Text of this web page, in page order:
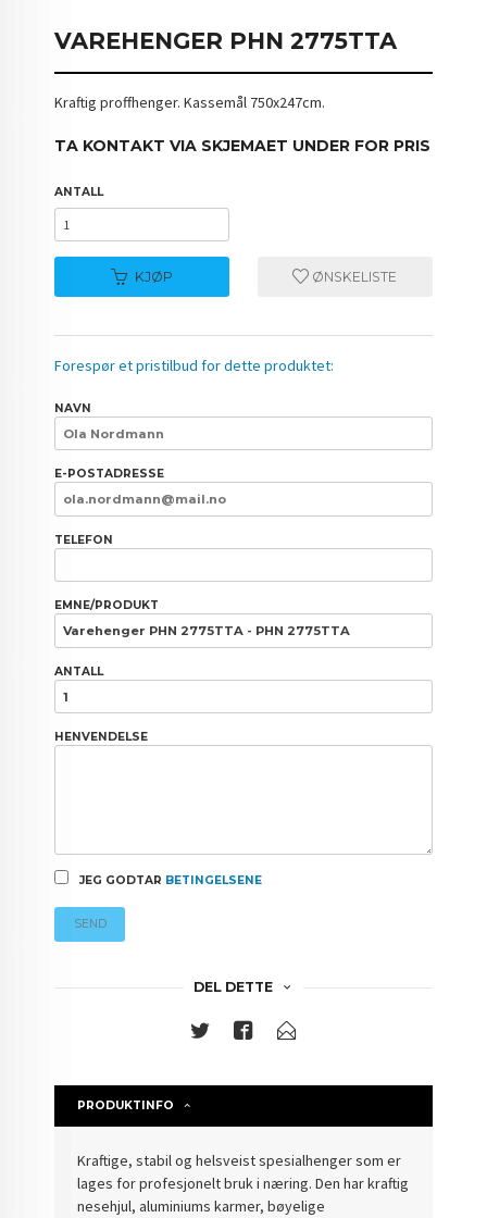
VAREHENGER PHN 2775TTA
Kraftig proffhenger. Kassemål 750x247cm.
TA KONTAKT VIA SKJEMAET UNDER FOR PRIS
ANTALL
KJØP ØNSKELISTE
Forespør et pristilbud for dette produktet:
NAVN
E-POSTADRESSE
TELEFON
EMNE/PRODUKT
ANTALL
HENVENDELSE
JEG GODTAR BETINGELSENE
SEND
DEL DETTE
PRODUKTINFO
Kraftige, stabil og helsveist spesialhenger som er
lages for profesjonelt bruk i næring. Den har kraftig
nesehjul, aluminiums karmer, bøyelige